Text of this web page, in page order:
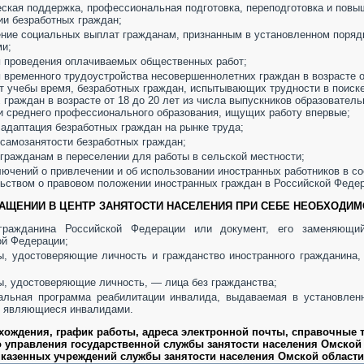
поддержка, профессиональная подготовка, переподготовка и
безработных граждан;
социальных выплат гражданам, признанным в установленном
проведения оплачиваемых общественных работ;
временного трудоустройства несовершеннолетних граждан в возрасте
учебы время, безработных граждан, испытывающих трудности в
граждан в возрасте от 18 до 20 лет из числа выпускников
среднего профессионального образования, ищущих работу впервые;
безработных граждан на рынке труда;
безработных граждан;
в переселении для работы в сельской местности;
о привлечении и об использовании иностранных работников в
о правовом положении иностранных граждан в Российской
В ЦЕНТР ЗАНЯТОСТИ НАСЕЛЕНИЯ ПРИ СЕБЕ
Российской Федерации или документ, его
Федерации;
удостоверяющие личность и гражданство иностранного
удостоверяющие личность, — лица без гражданства;
программа реабилитации инвалида, выдаваемая в
являющиеся инвалидами.
график работы, адреса электронной почты, справочные
управления государственной службы занятости населения Омской
казенных учреждений службы занятости населения Омской области